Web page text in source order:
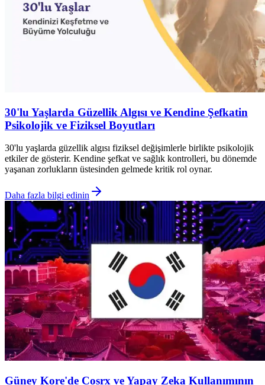
30'lu Yaşlarda Güzellik Algısı ve Kendine Şefkatin
Psikolojik ve Fiziksel Boyutları
30'lu yaşlarda güzellik algısı fiziksel değişimlerle birlikte psikolojik
etkiler de gösterir. Kendine şefkat ve sağlık kontrolleri, bu dönemde
yaşanan zorlukların üstesinden gelmede kritik rol oynar.
Daha fazla bilgi edinin
Güney Kore'de Cosrx ve Yapay Zeka Kullanımının